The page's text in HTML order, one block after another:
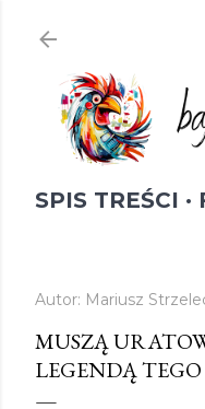
SPIS TREŚCI
Autor: Mariusz
MUSZĄ
LEGENDĄ